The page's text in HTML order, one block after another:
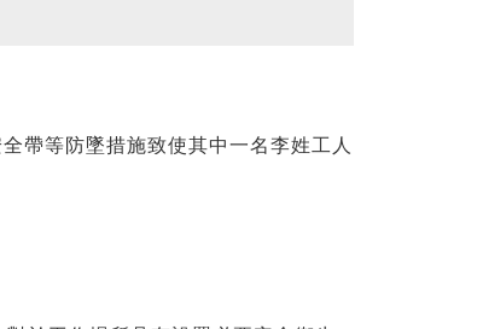
帶等防墜措施致使其中一名李姓工人